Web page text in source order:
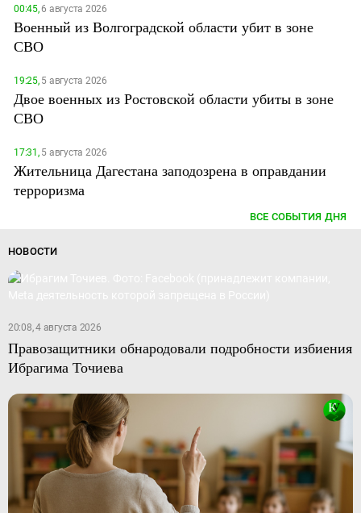
00:45,6 августа 2026
Военный из Волгоградской области убит в зоне
СВО
19:25,5 августа 2026
Двое военных из Ростовской области убиты в зоне
СВО
17:31,5 августа 2026
Жительница Дагестана заподозрена в оправдании
терроризма
ВСЕ СОБЫТИЯ ДНЯ
НОВОСТИ
20:08, 4 августа 2026
Правозащитники обнародовали подробности избиения
Ибрагима Точиева